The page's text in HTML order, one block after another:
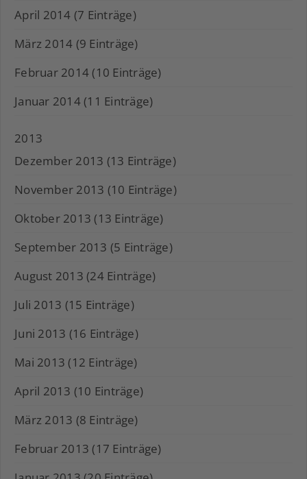
April 2014 (7 Einträge)
März 2014 (9 Einträge)
Februar 2014 (10 Einträge)
Januar 2014 (11 Einträge)
2013
Dezember 2013 (13 Einträge)
November 2013 (10 Einträge)
Oktober 2013 (13 Einträge)
September 2013 (5 Einträge)
August 2013 (24 Einträge)
Juli 2013 (15 Einträge)
Juni 2013 (16 Einträge)
Mai 2013 (12 Einträge)
April 2013 (10 Einträge)
März 2013 (8 Einträge)
Februar 2013 (17 Einträge)